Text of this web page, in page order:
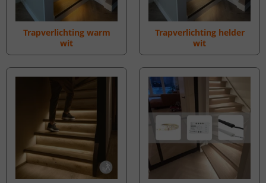
Trapverlichting warm
wit
Trapverlichting helder
wit